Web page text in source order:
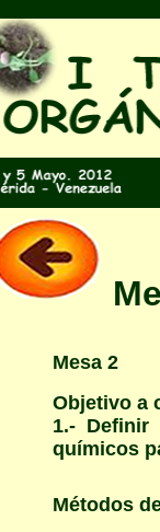
Mesa 2
Objetivo a
1.- Definir
químicos
Métodos